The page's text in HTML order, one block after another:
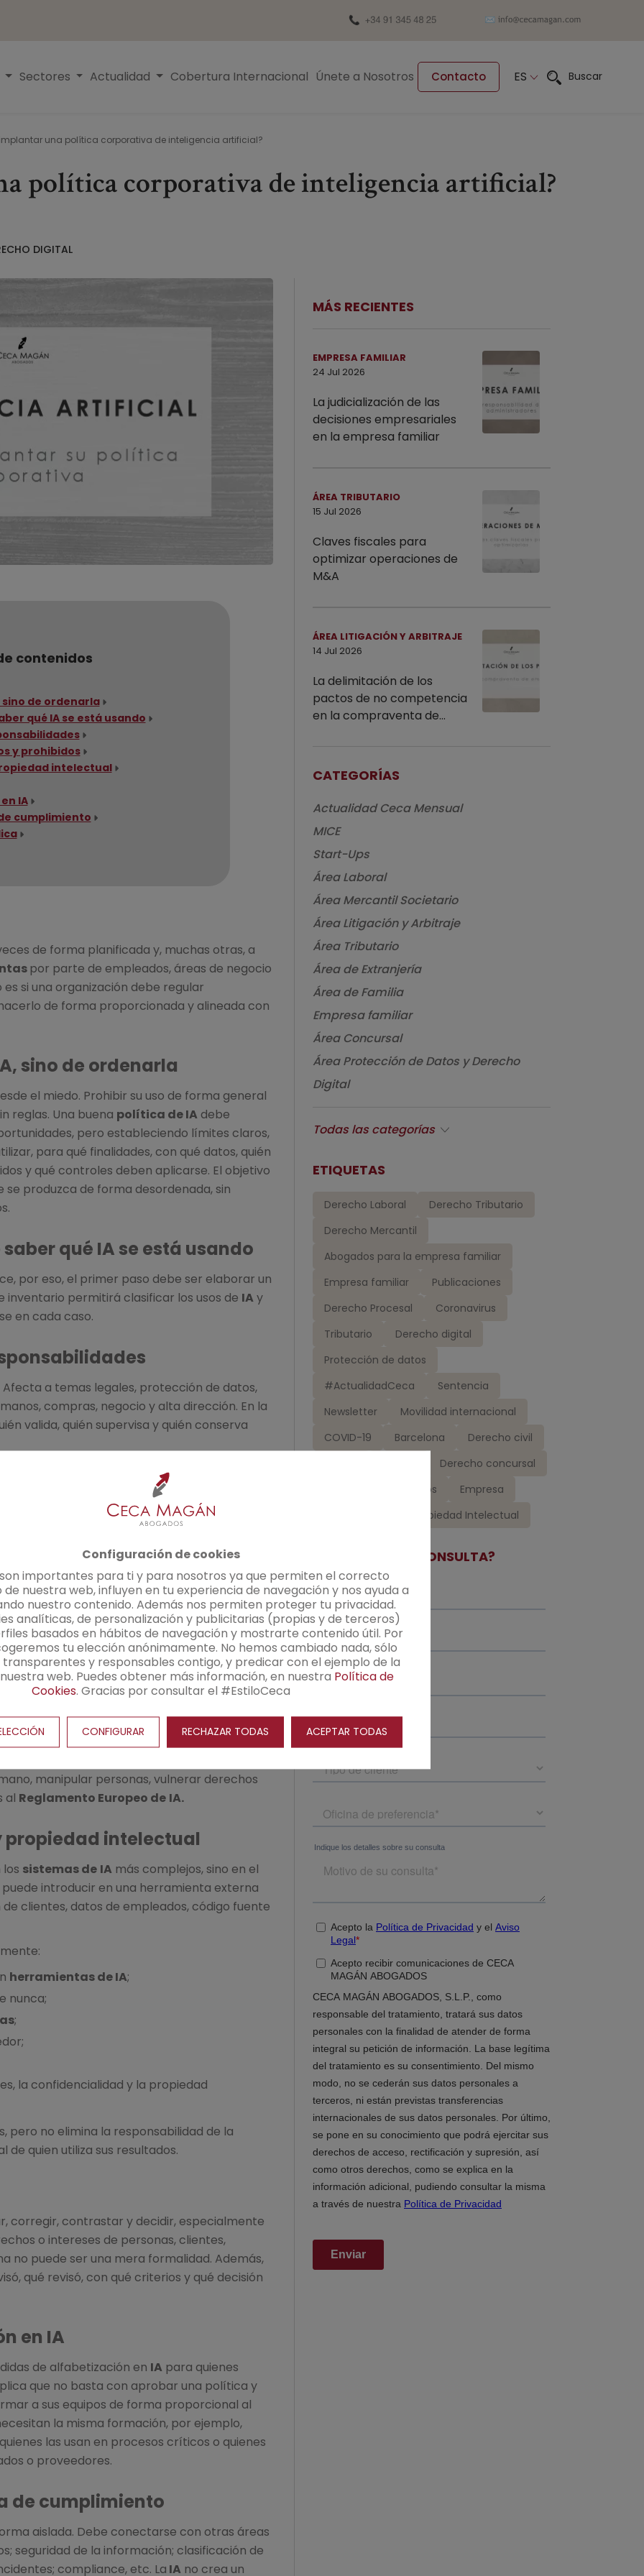
Sectores Actualidad Cobertura Internacional Únete a Nosotros Contacto ES Buscar
una política corporativa de inteligencia artificial?
política corporativa de inteligencia artificial?
DIGITAL
contenidos
sino de ordenarla
qué IA se está usando
y prohibidos
intelectual
IA
cumplimiento
de forma planificada y, muchas otras, a
por parte de empleados, áreas de negocio
si una organización debe regular
de forma proporcionada y alineada con
sino de ordenarla
el miedo. Prohibir su uso de forma general
reglas. Una buena política de IAdebe
pero estableciendo límites claros,
para qué finalidades, con qué datos, quién
y qué controles deben aplicarse. El objetivo
se produzca de forma desordenada, sin
qué IA se está usando
por eso, el primer paso debe ser elaborar un
inventario permitirá clasificar los usos de IAy
en cada caso.
a temas legales, protección de datos,
compras, negocio y alta dirección. En la
valida, quién supervisa y quién conserva
crear un
Comité de IA. En otras, bastará
existente, como el comité de riesgos,
transformación digital. Lo relevante no es el
claro de gobierno.
y prohibidos
diferentes categorías de uso. Pueden ser
interna, generación de borradores,
siempre con revisión humana y sin
enherramientas no autorizadas.
afecten a clientes, empleados, decisiones
atención automatizada, scoring, salud,
normativo.
tratar datos personales sin base jurídica,
manipular personas, vulnerar derechos
al Reglamento Europeo de IA.
intelectual
sistemas de IAmás complejos, sino en el
introducir en una herramienta externa
clientes, datos de empleados, código fuente
herramientas de IA;
nunca;
;
la confidencialidad y la propiedad
no elimina la responsabilidad de la
quien utiliza sus resultados.
corregir, contrastar y decidir, especialmente
o intereses de personas, clientes,
no puede ser una mera formalidad. Además,
qué revisó, con qué criterios y qué decisión
en IA
de alfabetización en IApara quienes
que no basta con aprobar una política y
a sus equipos de forma proporcional al
la misma formación, por ejemplo,
las usan en procesos críticos o quienes
o proveedores.
de cumplimiento
aislada. Debe conectarse con otras áreas
seguridad de la información; clasificación de
compliance, etc. La IAno crea un
MÁS RECIENTES
EMPRESA FAMILIAR
24 Jul 2026
La judicialización de las
decisiones empresariales
en la empresa familiar
ÁREA TRIBUTARIO
15 Jul 2026
Claves fiscales para
optimizar operaciones de
M&A
ÁREA LITIGACIÓN Y ARBITRAJE
14 Jul 2026
La delimitación de los
pactos de no competencia
en la compraventa de
CATEGORÍAS
Actualidad Ceca Mensual
MICE
Start-Ups
Área Laboral
Área Mercantil Societario
Área Litigación y Arbitraje
Área Tributario
Área de Extranjería
Área de Familia
Empresa familiar
Área Concursal
Área Protección de Datos y Derecho
Digital
Todas las categorías
ETIQUETAS
Derecho Laboral
Derecho Tributario
Derecho Mercantil
Abogados para la empresa familiar
Empresa familiar
Publicaciones
Derecho Procesal
Coronavirus
Tributario
Derecho digital
Protección de datos
#ActualidadCeca
Sentencia
Newsletter
Movilidad internacional
COVID-19
Barcelona
Derecho civil
Derecho concursal
Gestión de despachos
Empresa
Propiedad Intelectual
¿TIENE ALGUNA CONSULTA?
Configuración de cookies
son importantes para ti y para nosotros ya que permiten el correcto
nuestra web, influyen en tu experiencia de navegación y nos ayuda a
nuestro contenido. Además nos permiten proteger tu privacidad.
analíticas, de personalización y publicitarias (propias y de terceros)
basados en hábitos de navegación y mostrarte contenido útil. Por
tu elección anónimamente. No hemos cambiado nada, sólo
y responsables contigo, y predicar con el ejemplo de la
web. Puedes obtener más información, en nuestra Política de
Cookies. Gracias por consultar el #EstiloCeca
ACEPTAR TODAS
RECHAZAR TODAS
CONFIGURAR